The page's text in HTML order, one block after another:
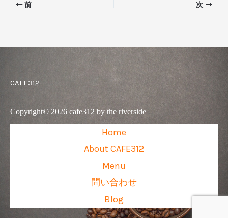
前 次
CAFE312
Copyright© 2026 cafe312 by the riverside
Home
About CAFE312
Menu
問い合わせ
Blog